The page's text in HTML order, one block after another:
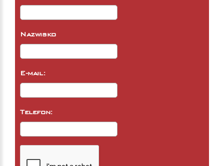
Nazwisko
E-mail:
Telefon: